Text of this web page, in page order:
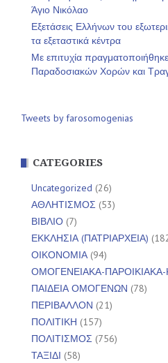
Άγιο Νικόλαο
Εξετάσεις Ελλήνων του
τα εξεταστικά κέντρα
Με επιτυχία
Παραδοσιακών Χορών και
Tweets by farosomogenias
CATEGORIES
Uncategorized (26)
ΑΘΛΗΤΙΣΜΟΣ (53)
ΒΙΒΛΙΟ (7)
ΕΚΚΛΗΣΙΑ (ΠΑΤΡΙΑΡΧΕΙΑ)
ΟΙΚΟΝΟΜΙΑ(94)
ΟΜΟΓΕΝΕΙΑΚΑ-
ΠΑΙΔΕΙΑ ΟΜΟΓΕΝΩΝ (78)
ΠΕΡΙΒΑΛΛΟΝ (21)
ΠΟΛΙΤΙΚΗ (157)
ΠΟΛΙΤΙΣΜΟΣ (756)
ΤΑΞΙΔΙ (58)